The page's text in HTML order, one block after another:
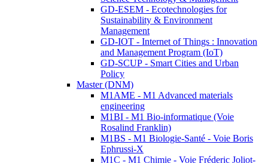
GD-ESEM - Ecotechnologies for
Sustainability & Environment
Management
GD-IOT - Internet of Things : Innovation
and Management Program (IoT)
GD-SCUP - Smart Cities and Urban
Policy
Master (DNM)
M1AME - M1 Advanced materials
engineering
M1BI - M1 Bio-informatique (Voie
Rosalind Franklin)
M1BS - M1 Biologie-Santé - Voie Boris
Ephrussi-X
M1C - M1 Chimie - Voie Fréderic Joliot-